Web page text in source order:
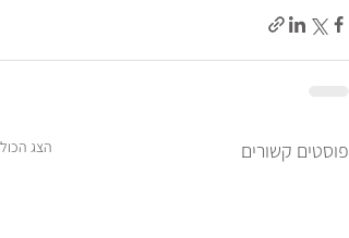
פוסטים קשורים הצג הכול